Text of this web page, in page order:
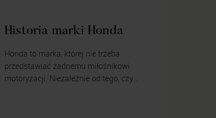
Historia marki Honda
Honda to marka, której nie trzeba
przedstawiać żadnemu miłośnikowi
motoryzacji. Niezależnie od tego, czy